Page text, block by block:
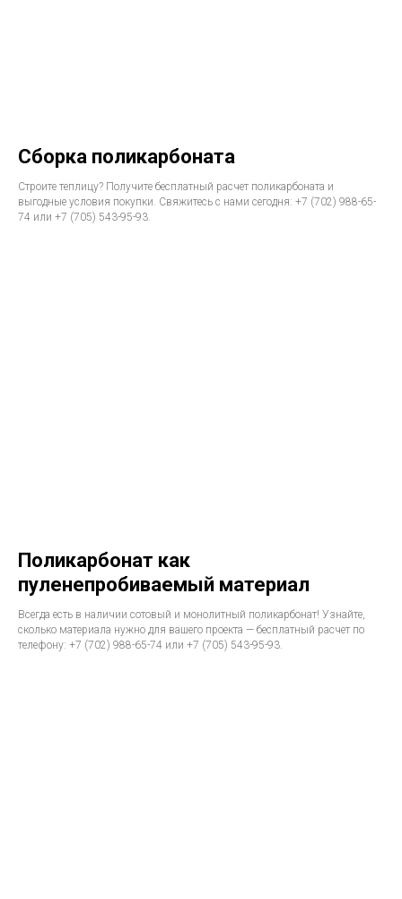
Сборка поликарбоната
Строите теплицу? Получите бесплатный расчет поликарбоната и
выгодные условия покупки. Свяжитесь с нами сегодня: +7 (702) 988-65-
74 или +7 (705) 543-95-93.
Поликарбонат как
пуленепробиваемый материал
Всегда есть в наличии сотовый и монолитный поликарбонат! Узнайте,
сколько материала нужно для вашего проекта — бесплатный расчет по
телефону: +7 (702) 988-65-74 или +7 (705) 543-95-93.